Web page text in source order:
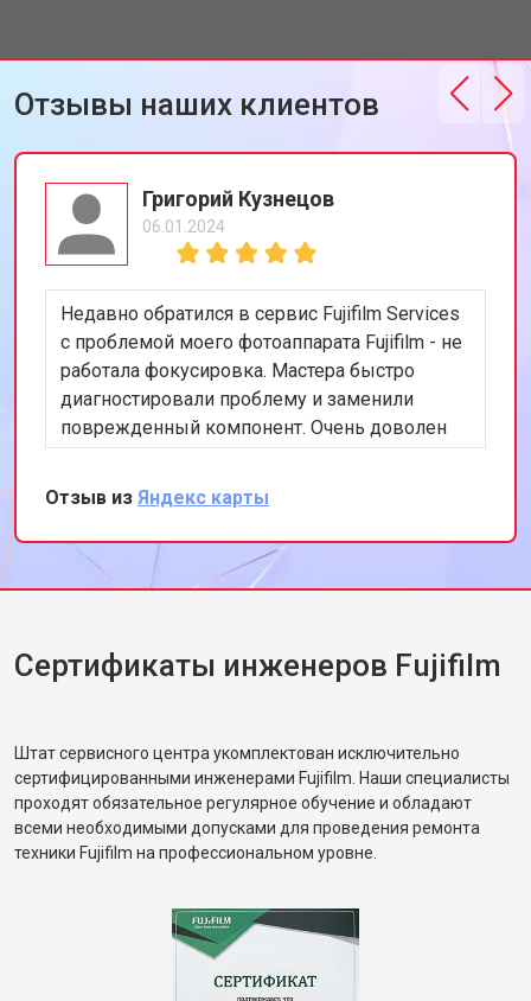
Отзывы наших клиентов
Григорий Кузнецов
06.01.2024
Недавно обратился в сервис Fujifilm Services
с проблемой моего фотоаппарата Fujifilm - не
работала фокусировка. Мастера быстро
диагностировали проблему и заменили
поврежденный компонент. Очень доволен
скоростью и качеством работы. Рекомендую
этот сервис всем, кто ценит
профессионализм и качество.
Отзыв из Яндекс карты
Сертификаты инженеров Fujifilm
Штат сервисного центра укомплектован исключительно
сертифицированными инженерами Fujifilm. Наши специалисты
проходят обязательное регулярное обучение и обладают
всеми необходимыми допусками для проведения ремонта
техники Fujifilm на профессиональном уровне.